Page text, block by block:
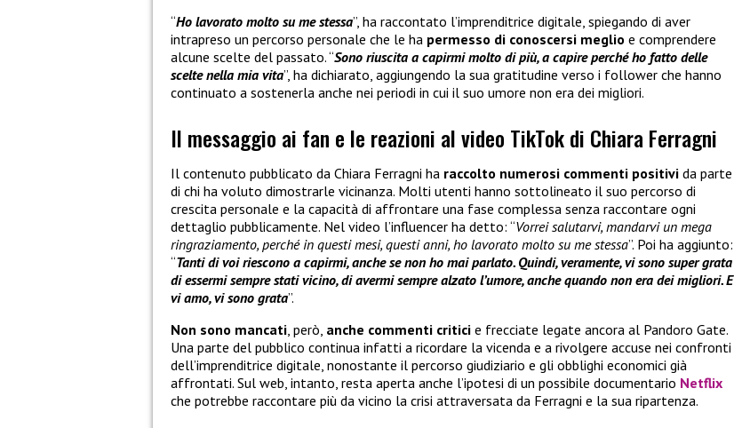
“Ho lavorato molto su me stessa”, ha raccontato l’imprenditrice digitale, spiegando di aver
intrapreso un percorso personale che le ha permesso di conoscersi meglio e comprendere
alcune scelte del passato. “Sono riuscita a capirmi molto di più, a capire perché ho fatto delle
scelte nella mia vita”, ha dichiarato, aggiungendo la sua gratitudine verso i follower che hanno
continuato a sostenerla anche nei periodi in cui il suo umore non era dei migliori.
Il messaggio ai fan e le reazioni al video TikTok di Chiara Ferragni
Il contenuto pubblicato da Chiara Ferragni ha raccolto numerosi commenti positivi da parte
di chi ha voluto dimostrarle vicinanza. Molti utenti hanno sottolineato il suo percorso di
crescita personale e la capacità di affrontare una fase complessa senza raccontare ogni
dettaglio pubblicamente. Nel video l’influencer ha detto: “Vorrei salutarvi, mandarvi un mega
ringraziamento, perché in questi mesi, questi anni, ho lavorato molto su me stessa”. Poi ha aggiunto:
“Tanti di voi riescono a capirmi, anche se non ho mai parlato. Quindi, veramente, vi sono super grata
di essermi sempre stati vicino, di avermi sempre alzato l’umore, anche quando non era dei migliori. E
vi amo, vi sono grata”.
Non sono mancati, però, anche commenti critici e frecciate legate ancora al Pandoro Gate.
Una parte del pubblico continua infatti a ricordare la vicenda e a rivolgere accuse nei confronti
dell’imprenditrice digitale, nonostante il percorso giudiziario e gli obblighi economici già
affrontati. Sul web, intanto, resta aperta anche l’ipotesi di un possibile documentario Netflix
che potrebbe raccontare più da vicino la crisi attraversata da Ferragni e la sua ripartenza.